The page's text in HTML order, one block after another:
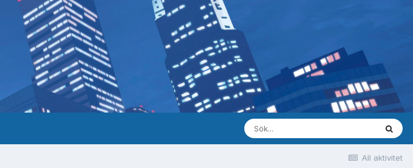
All aktivitet